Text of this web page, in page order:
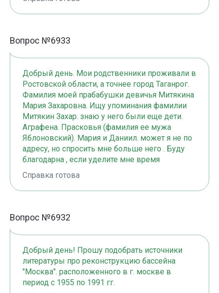
Вопрос №6933
Добрый день. Мои родственники проживали в
Ростовской области, а точнее город Таганрог.
Фамилия моей прабабушки девичья Митякина
Мария Захаровна. Ищу упоминания фамилии
Митякин Захар. знаю у него были еще дети.
Аграфена. Прасковья (фамилия ее мужа
Яблоновский). Мария и Даниил. может я не по
адресу, но спросить мне больше него . Буду
благодарна , если уделите мне время
Справка готова
Вопрос №6932
Добрый день! Прошу подобрать источники
литературы про реконструкцию бассейна
"Москва". расположенного в г. москве в
период с 1955 по 1991 гг.